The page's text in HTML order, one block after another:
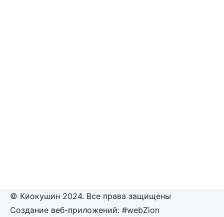
© Киокушин 2024. Все права защищены
Создание веб-приложений: #webZion